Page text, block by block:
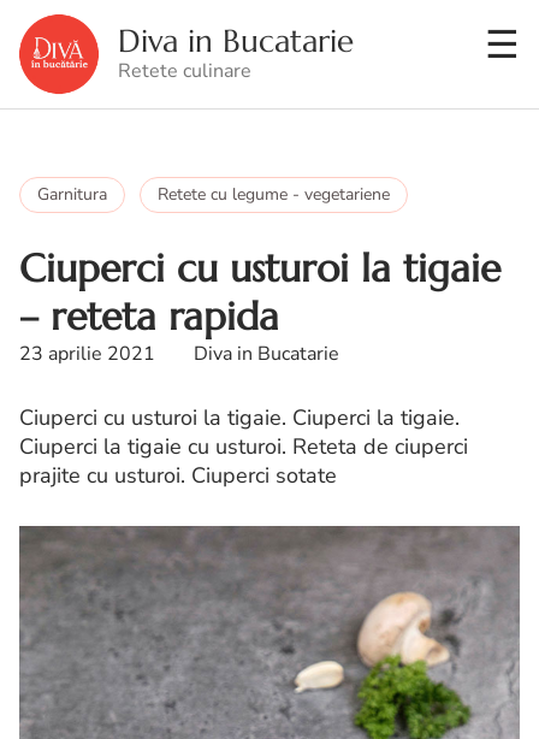
Diva in Bucatarie
Retete culinare
Garnitura Retete cu legume - vegetariene
Ciuperci cu usturoi la tigaie
– reteta rapida
23 aprilie 2021 Diva in Bucatarie
Ciuperci cu usturoi la tigaie. Ciuperci la tigaie.
Ciuperci la tigaie cu usturoi. Reteta de ciuperci
prajite cu usturoi. Ciuperci sotate